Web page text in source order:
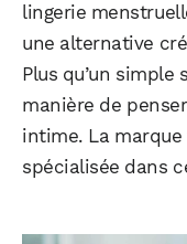
lingerie
une alternative
Plus qu’un
manière de
intime. La
spécialisée dans